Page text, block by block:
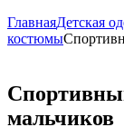
ГлавнаяДетская
костюмы
мальчиков